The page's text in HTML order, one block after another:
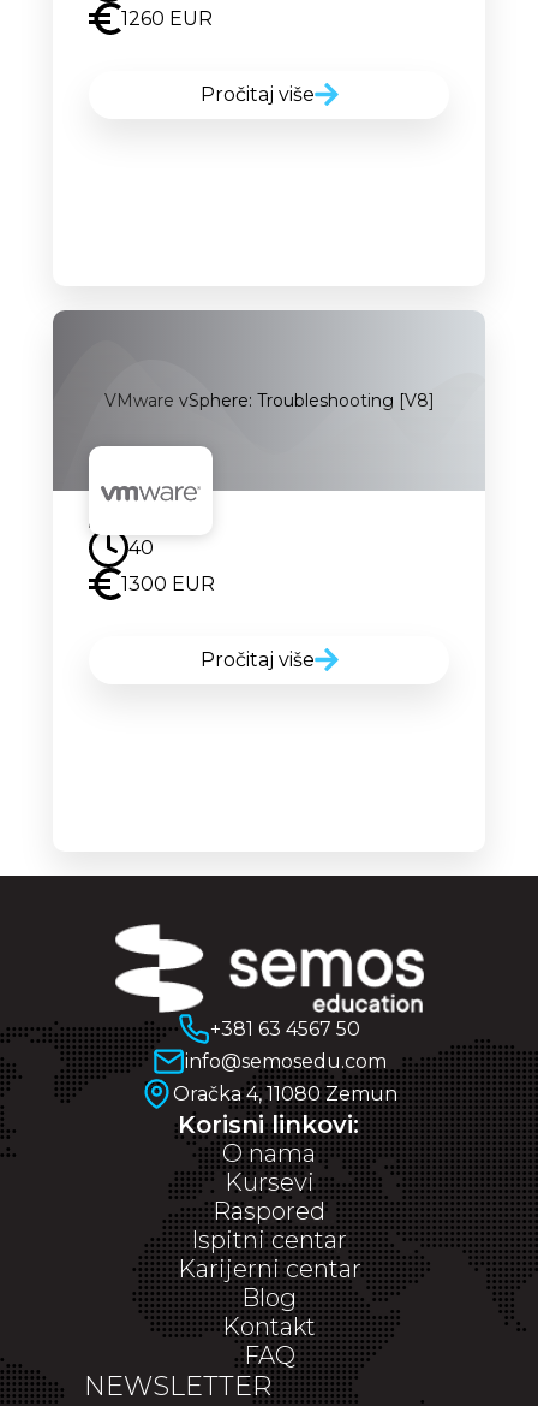
1260 EUR
Pročitaj više
VMware vSphere: Troubleshooting [V8]
Uskoro
40
1300 EUR
Pročitaj više
+381 63 4567 50
info@semosedu.com
Oračka 4, 11080 Zemun
Korisni linkovi:
O nama
Kursevi
Raspored
Ispitni centar
Karijerni centar
Blog
Kontakt
FAQ
NEWSLETTER